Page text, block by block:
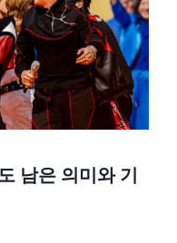
남은 의미와 기